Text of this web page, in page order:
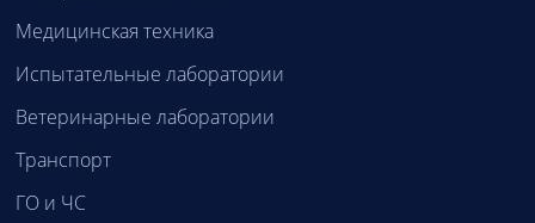
Медицинская техника
Испытательные лаборатории
Ветеринарные лаборатории
Транспорт
ГО и ЧС